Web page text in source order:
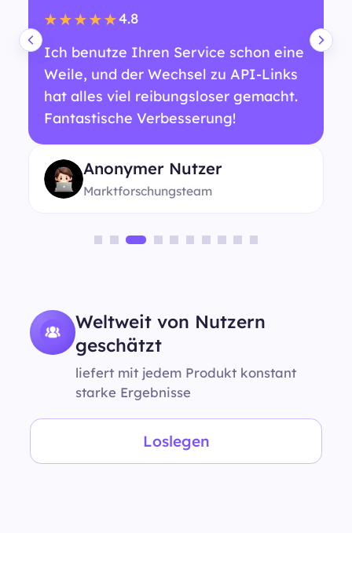
★★★★★4.8
Ich benutze Ihren Service schon eine
Weile, und der Wechsel zu API-Links
hat alles viel reibungsloser gemacht.
Fantastische Verbesserung!
Anonymer Nutzer
Marktforschungsteam
Weltweit von Nutzern
geschätzt
liefert mit jedem Produkt konstant
starke Ergebnisse
Loslegen